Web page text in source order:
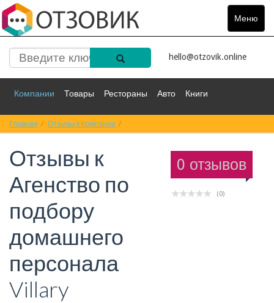
Меню
Toggle
hello@otzovik.online
Компании Товары Рестораны Авто Книги
Спорт Фильмы Деньги
Красота Здоровье
Главная Отзывы к Компании
0 отзывов
(0)
Отзывы к
Агенство по
подбору
домашнего
персонала
Villary